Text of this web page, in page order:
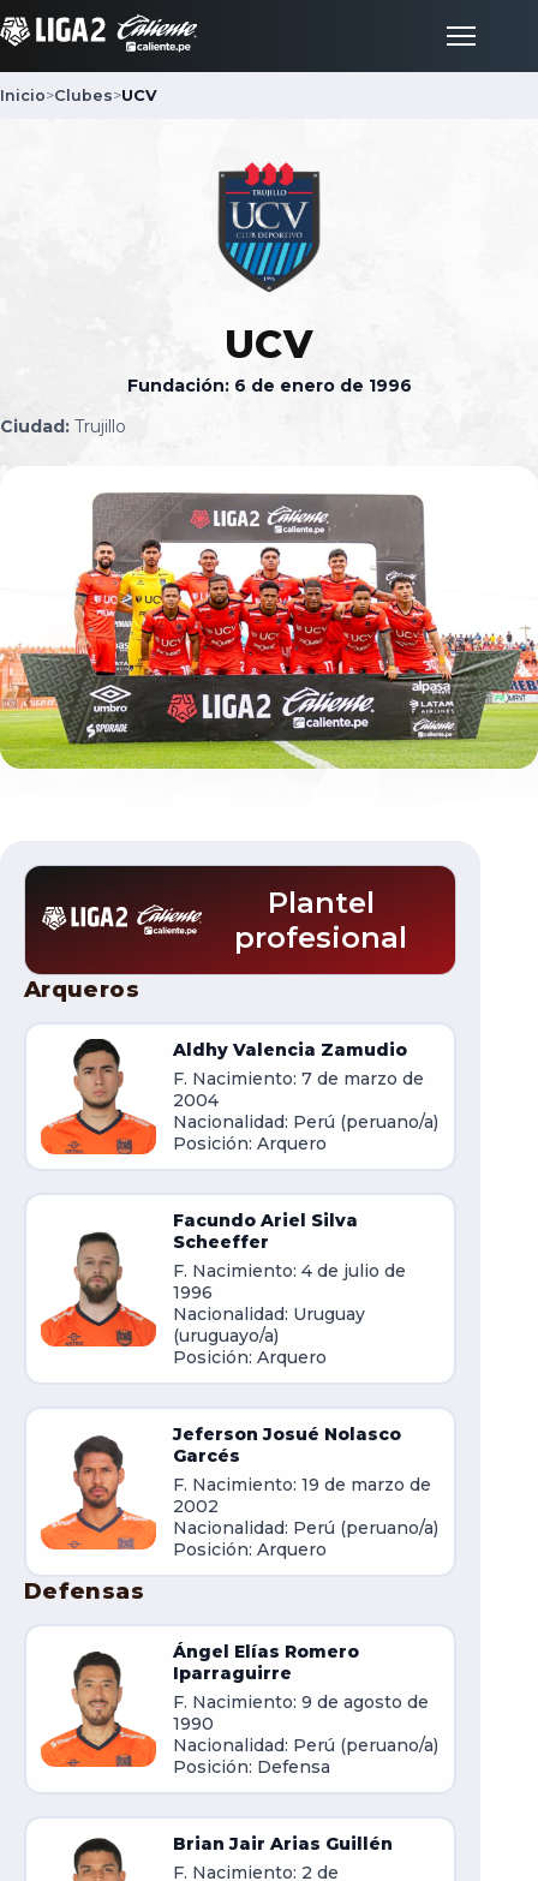
Clubes
Noticias
Documentos
Inicio>Clubes>UCV
UCV
Fundación: 6 de enero de 1996
Ciudad: Trujillo
Plantel
profesional
Plantel
Arqueros
Aldhy Valencia Zamudio
F. Nacimiento: 7 de marzo de
2004
Nacionalidad: Perú (peruano/a)
Posición: Arquero
Facundo Ariel Silva
Scheeffer
F. Nacimiento: 4 de julio de
1996
Nacionalidad: Uruguay
(uruguayo/a)
Posición: Arquero
Jeferson Josué Nolasco
Garcés
F. Nacimiento: 19 de marzo de
2002
Nacionalidad: Perú (peruano/a)
Posición: Arquero
Defensas
Ángel Elías Romero
Iparraguirre
F. Nacimiento: 9 de agosto de
1990
Nacionalidad: Perú (peruano/a)
Posición: Defensa
Brian Jair Arias Guillén
F. Nacimiento: 2 de